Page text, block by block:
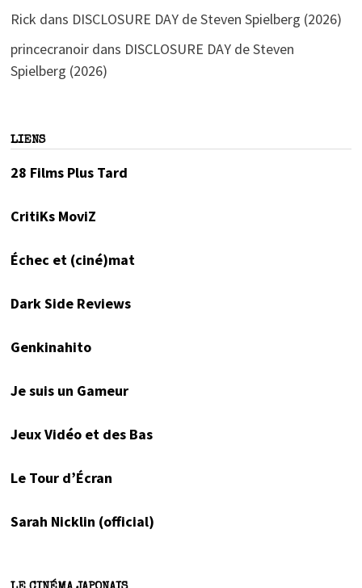
Rick dans DISCLOSURE DAY de Steven Spielberg (2026)
princecranoirdans DISCLOSURE DAY de Steven
Spielberg (2026)
LIENS
28 Films Plus Tard
CritiKs MoviZ
Échec et (ciné)mat
Dark Side Reviews
Genkinahito
Je suis un Gameur
Jeux Vidéo et des Bas
Le Tour d’Écran
Sarah Nicklin (official)